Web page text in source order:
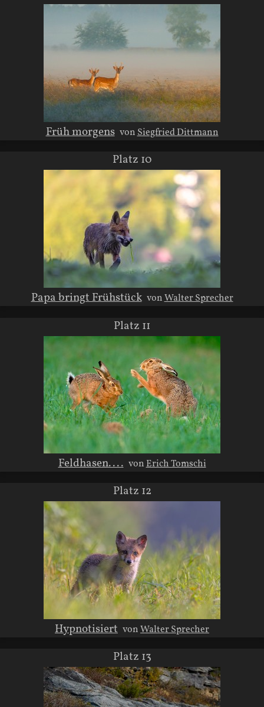
Früh morgens vonSiegfried Dittmann
Platz 10
Papa bringt Frühstück vonWalter Sprecher
Platz 11
Feldhasen.... vonErich Tomschi
Platz 12
Hypnotisiert vonWalter Sprecher
Platz 13